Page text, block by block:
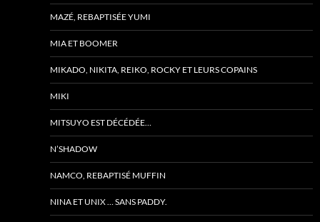
MAZÉ, REBAPTISÉE YUMI
MIA ET BOOMER
MIKADO, NIKITA, REIKO, ROCKY ET LEURS COPAINS
MIKI
MITSUYO EST DÉCÉDÉE…
N’SHADOW
NAMCO, REBAPTISÉ MUFFIN
NINA ET UNIX … SANS PADDY.